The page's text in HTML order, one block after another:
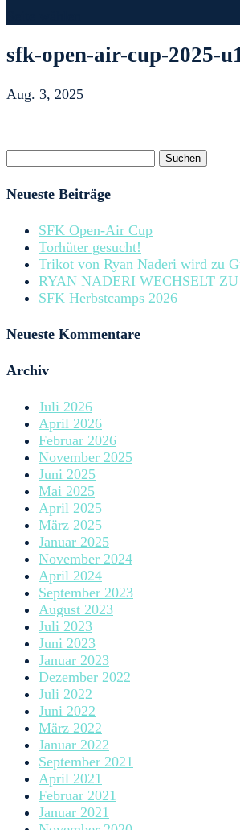
sfk-open-air-cup-2025-
Aug. 3, 2025
Suchen
Neueste Beiträge
SFK Open-Air Cup
Torhüter gesucht!
Trikot von Ryan Naderi wird zu
RYAN NADERI WECHSELT
SFK Herbstcamps 2026
Neueste Kommentare
Archiv
Juli 2026
April 2026
Februar 2026
November 2025
Juni 2025
Mai 2025
April 2025
März 2025
Januar 2025
November 2024
April 2024
September 2023
August 2023
Juli 2023
Juni 2023
Januar 2023
Dezember 2022
Juli 2022
Juni 2022
März 2022
Januar 2022
September 2021
April 2021
Februar 2021
Januar 2021